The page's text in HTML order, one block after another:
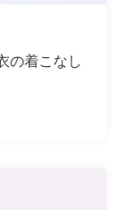
の着こなし